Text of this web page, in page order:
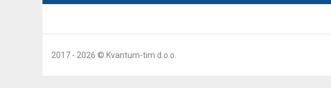
2017 - 2026 © Kvantum-tim d.o.o.